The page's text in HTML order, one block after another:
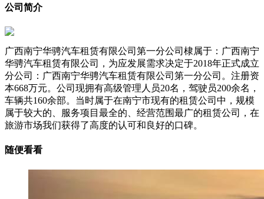
公司简介
广西南宁华骋汽车租赁有限公司第一分公司棣属于：广西南宁
华骋汽车租赁有限公司，为应发展需求决定于2018年正式成立
分公司：广西南宁华骋汽车租赁有限公司第一分公司。注册资
本668万元。公司现拥有高级管理人员20名，驾驶员200余名，
车辆共160余部。当时属于在南宁市现有的租赁公司中，规模
属于较大的、服务项目最全的、经营范围最广的租赁公司，在
旅游市场我们获得了高度的认可和良好的口碑。
随便看看